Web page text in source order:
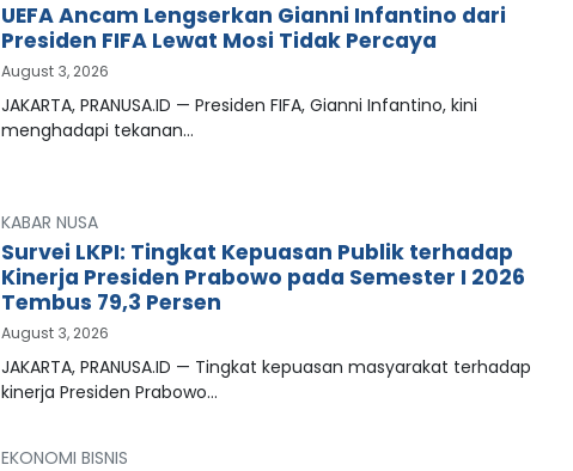
UEFA Ancam Lengserkan Gianni Infantino dari
Presiden FIFA Lewat Mosi Tidak Percaya
August 3, 2026
JAKARTA, PRANUSA.ID — Presiden FIFA, Gianni Infantino, kini
menghadapi tekanan…
KABAR NUSA
Survei LKPI: Tingkat Kepuasan Publik terhadap
Kinerja Presiden Prabowo pada Semester I 2026
Tembus 79,3 Persen
August 3, 2026
JAKARTA, PRANUSA.ID — Tingkat kepuasan masyarakat terhadap
kinerja Presiden Prabowo…
EKONOMI BISNIS